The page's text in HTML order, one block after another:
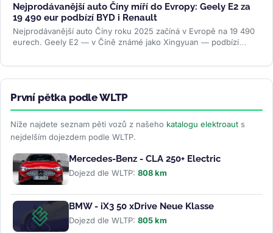
Nejprodávanější auto Číny míří do Evropy: Geely E2 za
19 490 eur podbízí BYD i Renault
Nejprodávanější auto Číny roku 2025 začíná v Evropě na 19 490
eurech. Geely E2 — v Číně známé jako Xingyuan — podbízí
První pětka podle WLTP
Níže najdete seznam pěti vozů z našeho katalogu elektroaut s
nejdelším dojezdem podle WLTP.
Mercedes-Benz - CLA 250+ Electric
Dojezd dle WLTP: 808 km
BMW - iX3 50 xDrive Neue Klasse
Dojezd dle WLTP: 805 km